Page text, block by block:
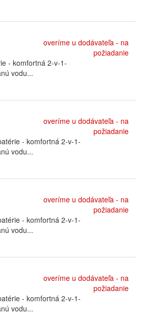
overíme u dodávateľa - na
požiadanie
- komfortná 2-v-1-
vodu...
overíme u dodávateľa - na
požiadanie
- komfortná 2-v-1-
vodu...
overíme u dodávateľa - na
požiadanie
- komfortná 2-v-1-
vodu...
overíme u dodávateľa - na
požiadanie
- komfortná 2-v-1-
vodu...